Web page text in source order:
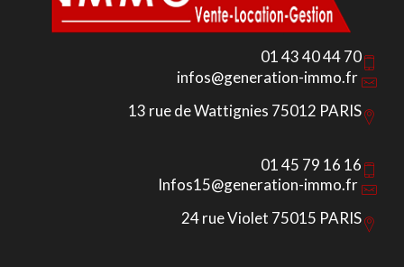
01 43 40 44 70
infos@generation-immo.fr
13 rue de Wattignies 75012 PARIS
01 45 79 16 16
Infos15@generation-immo.fr
24 rue Violet 75015 PARIS